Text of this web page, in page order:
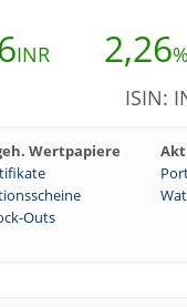
INR 2,26%
ISIN:
Wertpapiere
Outs